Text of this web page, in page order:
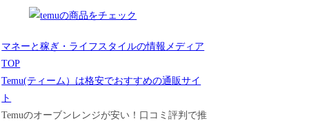
マネーと稼ぎ・ライフスタイルの情報メディア
TOP
Temu(ティーム）は格安でおすすめの通販サイ
ト
Temuのオーブンレンジが安い！口コミ評判で推